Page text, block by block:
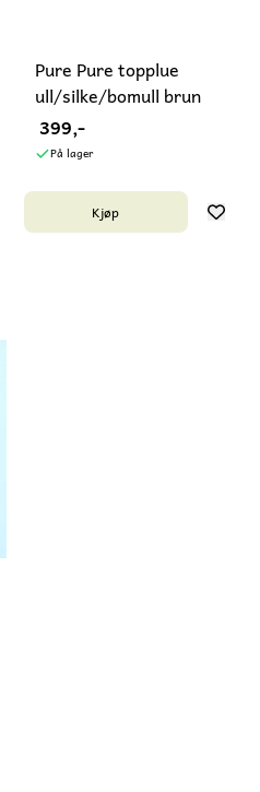
Pure Pure topplue
ull/silke/bomull brun
399,-
På lager
Kjøp